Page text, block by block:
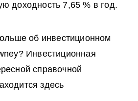
доходность 7,65 % в год.
об инвестиционном
Инвестиционная
справочной
здесь